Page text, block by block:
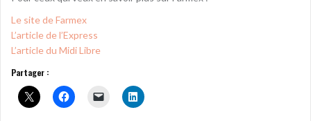
Le site de Farmex
L’article de l’Express
L’article du Midi Libre
Partager :